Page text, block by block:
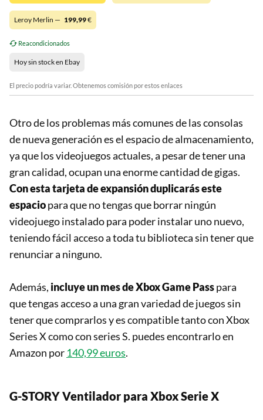
Leroy Merlin — 199,99€
Reacondicionados
Hoy sin stock en Ebay
El precio podría variar. Obtenemos comisión por estos enlaces
Otro de los problemas más comunes de las consolas
de nueva generación es el espacio de almacenamiento,
ya que los videojuegos actuales, a pesar de tener una
gran calidad, ocupan una enorme cantidad de gigas.
Con esta tarjeta de expansión duplicarás este
espaciopara que no tengas que borrar ningún
videojuego instalado para poder instalar uno nuevo,
teniendo fácil acceso a toda tu biblioteca sin tener que
renunciar a ninguno.
Además, incluye un mes de Xbox Game Passpara
que tengas acceso a una gran variedad de juegos sin
tener que comprarlos y es compatible tanto con Xbox
Series X como con series S. puedes encontrarlo en
Amazon por 140,99 euros.
G-STORY Ventilador para Xbox Serie X